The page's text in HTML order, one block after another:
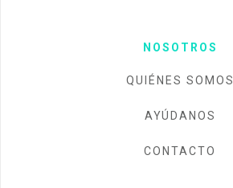
NOSOTROS
QUIÉNES SOMOS
AYÚDANOS
CONTACTO